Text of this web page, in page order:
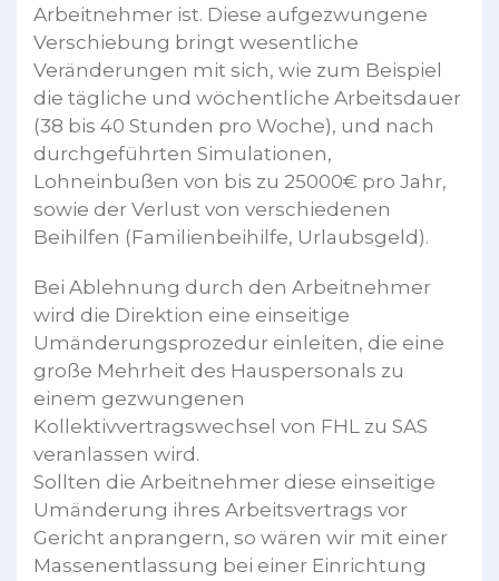
Arbeitnehmer ist. Diese aufgezwungene
Verschiebung bringt wesentliche
Veränderungen mit sich, wie zum Beispiel
die tägliche und wöchentliche Arbeitsdauer
(38 bis 40 Stunden pro Woche), und nach
durchgeführten Simulationen,
Lohneinbußen von bis zu 25000€ pro Jahr,
sowie der Verlust von verschiedenen
Beihilfen (Familienbeihilfe, Urlaubsgeld).
Bei Ablehnung durch den Arbeitnehmer
wird die Direktion eine einseitige
Umänderungsprozedur einleiten, die eine
große Mehrheit des Hauspersonals zu
einem gezwungenen
Kollektivvertragswechsel von FHL zu SAS
veranlassen wird.
Sollten die Arbeitnehmer diese einseitige
Umänderung ihres Arbeitsvertrags vor
Gericht anprangern, so wären wir mit einer
Massenentlassung bei einer Einrichtung